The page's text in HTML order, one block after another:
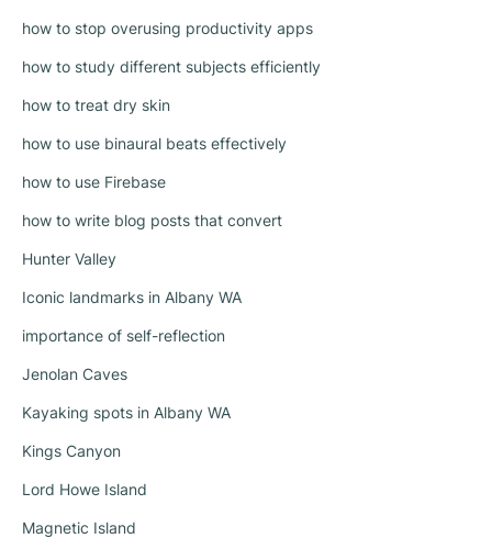
how to stop overusing productivity apps
how to study different subjects efficiently
how to treat dry skin
how to use binaural beats effectively
how to use Firebase
how to write blog posts that convert
Hunter Valley
Iconic landmarks in Albany WA
importance of self-reflection
Jenolan Caves
Kayaking spots in Albany WA
Kings Canyon
Lord Howe Island
Magnetic Island